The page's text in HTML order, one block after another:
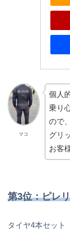
マコ
個人
乗り
ので、
グリ
お客
第3位：ピレ
タイヤ4本セット